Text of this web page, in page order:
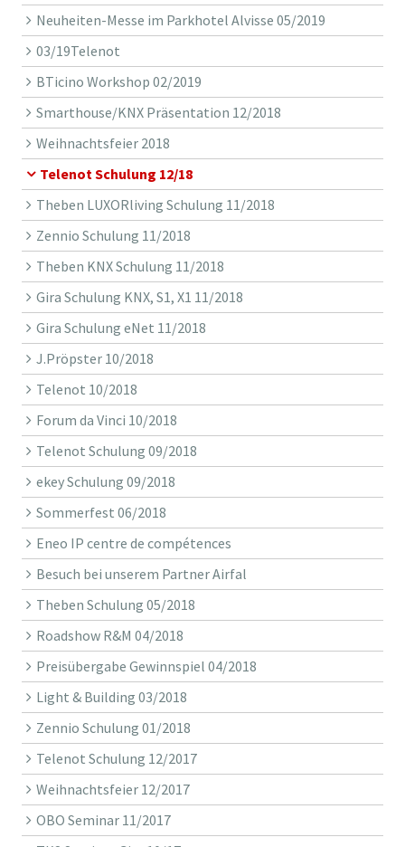
Neuheiten-Messe im Parkhotel Alvisse 05/2019
03/19Telenot
BTicino Workshop 02/2019
Smarthouse/KNX Präsentation 12/2018
Weihnachtsfeier 2018
Telenot Schulung 12/18
Theben LUXORliving Schulung 11/2018
Zennio Schulung 11/2018
Theben KNX Schulung 11/2018
Gira Schulung KNX, S1, X1 11/2018
Gira Schulung eNet 11/2018
J.Pröpster 10/2018
Telenot 10/2018
Forum da Vinci 10/2018
Telenot Schulung 09/2018
ekey Schulung 09/2018
Sommerfest 06/2018
Eneo IP centre de compétences
Besuch bei unserem Partner Airfal
Theben Schulung 05/2018
Roadshow R&M 04/2018
Preisübergabe Gewinnspiel 04/2018
Light & Building 03/2018
Zennio Schulung 01/2018
Telenot Schulung 12/2017
Weihnachtsfeier 12/2017
OBO Seminar 11/2017